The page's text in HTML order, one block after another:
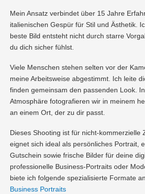
Mein Ansatz verbindet über 15 Jahre
italienischen Gespür für Stil und Ästhetik.
beste Bild entsteht nicht durch starre
du dich sicher fühlst.
Viele Menschen stehen selten vor der
meine Arbeitsweise abgestimmt. Ich leite
finden gemeinsam den passenden Look.
Atmosphäre fotografieren wir in meinem
an einem Ort, der zu dir passt.
Dieses Shooting ist für nicht-kommerzielle
eignet sich ideal als persönliches Portrait,
Gutschein sowie frische Bilder für deine
professionelle Business-Portraits oder
biete ich folgende spezialisierte Formate
Business Portraits